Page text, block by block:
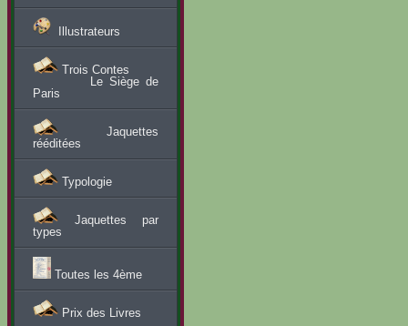
Illustrateurs
Trois Contes
Le Siège de
Paris
Jaquettes
rééditées
Typologie
Jaquettes par
types
Toutes les 4ème
Prix des Livres